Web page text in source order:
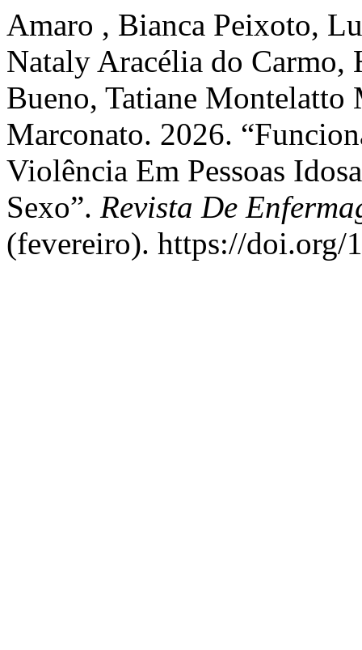
Amaro , Bianca Peixoto,
Nataly Aracélia do
Bueno, Tatiane Montelatto
Marconato. 2026.
Violência Em Pessoas
Sexo”. Revista De
(fevereiro). https://doi.org/